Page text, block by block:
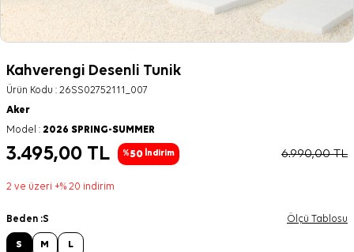
Kahverengi Desenli Tunik
Ürün Kodu : 26SS02752111_007
Aker
Model : 2026 SPRING-SUMMER
3.495,00 TL %50 İndirim 6.990,00TL
2 ve üzeri +% 20 indirim
Beden :S Ölçü Tablosu
S M L